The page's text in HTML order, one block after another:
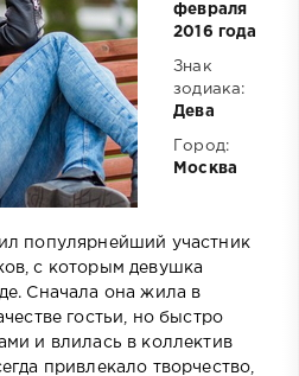
февраля
2016 года
Знак
зодиака:
Дева
Город:
Москва
популярнейший участник
с которым девушка
Сначала она жила в
гостьи, но быстро
и влилась в коллектив
привлекало творчество,